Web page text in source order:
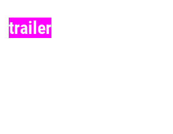
trailer